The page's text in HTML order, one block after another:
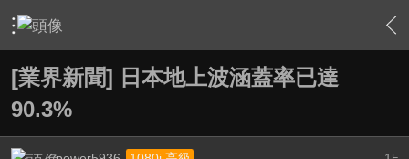
› 綜合討論區 › 台灣UHD TV發展討論區 › 內容
[業界新聞] 日本地上波涵蓋率已達
90.3%